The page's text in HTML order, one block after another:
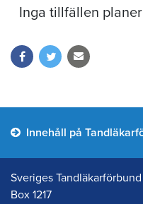
Inga tillfällen
Innehåll på
Sveriges Tandläkarförbund
Box 1217